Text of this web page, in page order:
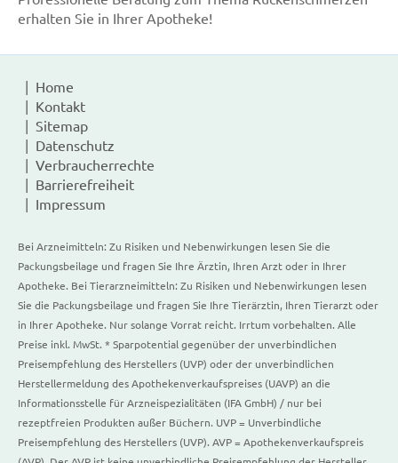
erhalten Sie in Ihrer Apotheke!
Home
Kontakt
Sitemap
Datenschutz
Verbraucherrechte
Barrierefreiheit
Impressum
Bei Arzneimitteln: Zu Risiken und Nebenwirkungen lesen Sie die
Packungsbeilage und fragen Sie Ihre Ärztin, Ihren Arzt oder in Ihrer
Apotheke. Bei Tierarzneimitteln: Zu Risiken und Nebenwirkungen lesen
Sie die Packungsbeilage und fragen Sie Ihre Tierärztin, Ihren Tierarzt oder
in Ihrer Apotheke. Nur solange Vorrat reicht. Irrtum vorbehalten. Alle
Preise inkl. MwSt. * Sparpotential gegenüber der unverbindlichen
Preisempfehlung des Herstellers (UVP) oder der unverbindlichen
Herstellermeldung des Apothekenverkaufspreises (UAVP) an die
Informationsstelle für Arzneispezialitäten (IFA GmbH) / nur bei
rezeptfreien Produkten außer Büchern. UVP = Unverbindliche
Preisempfehlung des Herstellers (UVP). AVP = Apothekenverkaufspreis